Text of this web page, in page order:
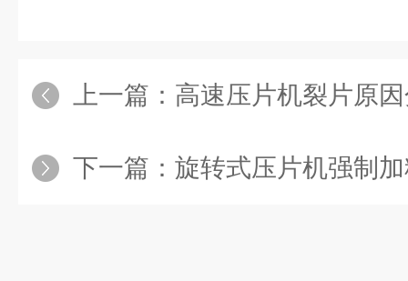
上一篇： 高速压片机裂片原
下一篇： 旋转式压片机强制加